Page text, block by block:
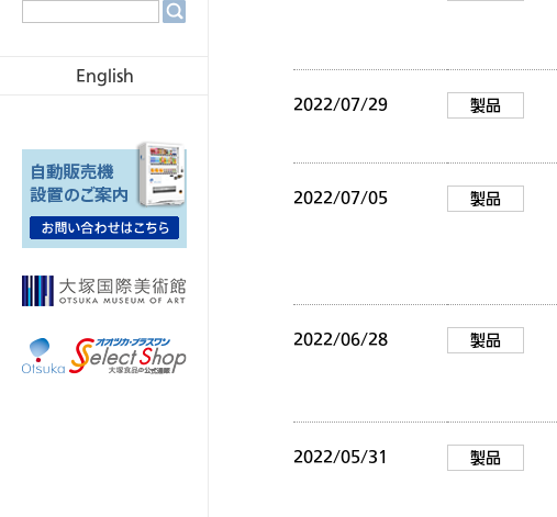
English
2022/07/29 製品
2022/07/05 製品
2022/06/28 製品
2022/05/31 製品